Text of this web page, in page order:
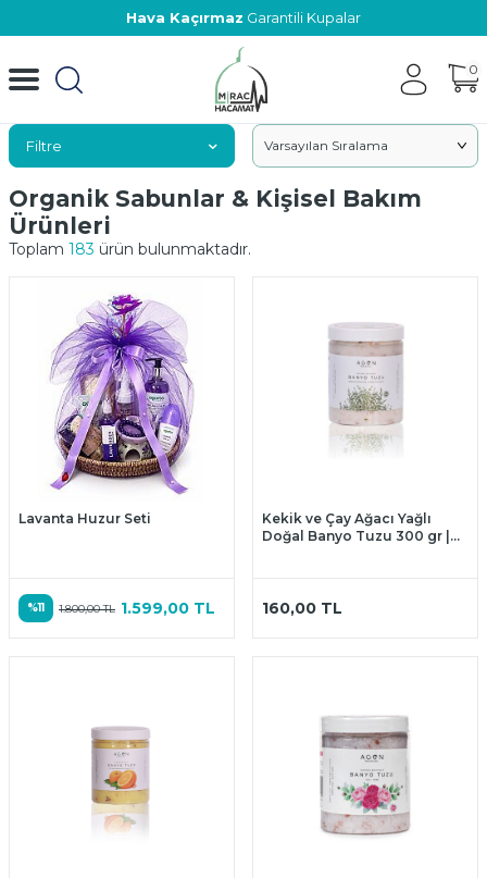
Hava Kaçırmaz Garantili Kupalar
0
Filtre
Organik Sabunlar & Kişisel Bakım
Ürünleri
Toplam 183 ürün bulunmaktadır.
Lavanta Huzur Seti
%11 1.800,00TL 1.599,00 TL
Kekik ve Çay Ağacı Yağlı
Doğal Banyo Tuzu 300 gr |
160,00 TL